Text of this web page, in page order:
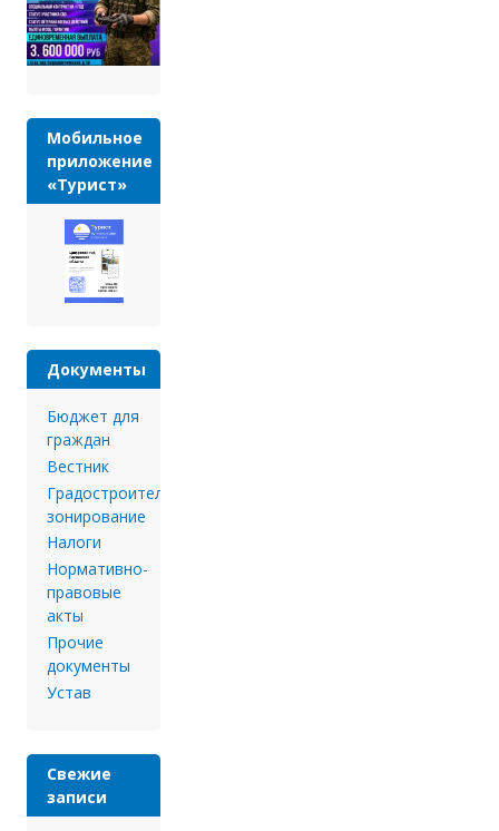
Мобильное
приложение
«Турист»
Документы
Бюджет для
граждан
Вестник
Градостроительное
зонирование
Налоги
Нормативно-
правовые
акты
Прочие
документы
Устав
Свежие
записи